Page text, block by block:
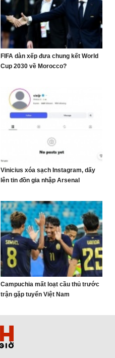
FIFA dàn xếp đưa chung kết World
Cup 2030 về Morocco?
Vinicius xóa sạch Instagram, dấy
lên tin đồn gia nhập Arsenal
Campuchia mất loạt cầu thủ trước
trận gặp tuyển Việt Nam